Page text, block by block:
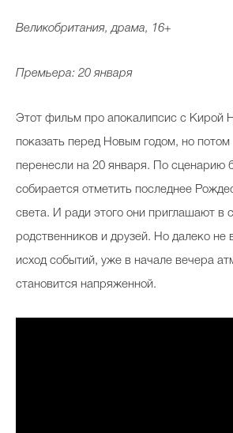
Великобритания, драма, 16+
Премьера: 20 января
Этот фильм про апокалипсис с Кирой
показать перед Новым годом, но
перенесли на 20 января. По сценарию
собирается отметить последнее
света. И ради этого они приглашают в
родственников и друзей. Но далеко не
исход событий, уже в начале вечера
становится напряженной.